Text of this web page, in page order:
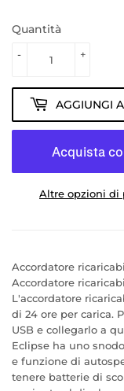
Quantità
+
-
AGGIUNGI
Altre opzioni di
Accordatore
Accordatore
L'accordatore
di 24 ore per carica.
USB e collegarlo a
Eclipse ha uno
e funzione di
tenere batterie di